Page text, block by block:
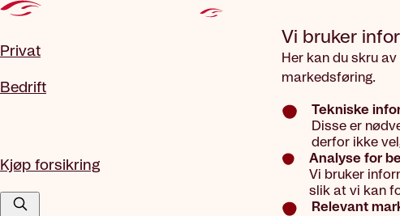
Vi bruker
Her kan du skru
markedsføring.
Tekniske
Disse er
derfor ikke
Analyse for
Vi bruker
slik at vi kan
Relevant
Privat
Bedrift
Kjøp forsikring